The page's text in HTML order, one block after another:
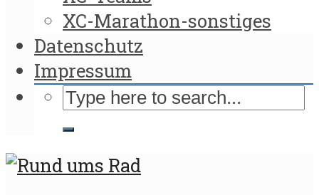
XC-Marathon-sonstiges
Datenschutz
Impressum